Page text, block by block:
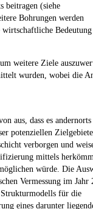
beitragen (siehe
Bohrungen werden
Bedeutung
weitere Ziele
wurden, wobei die
aus, dass es
potenziellen
verborgen und
mittels
würde. Die
Vermessung im Jahr
Strukturmodells für die
eines darunter